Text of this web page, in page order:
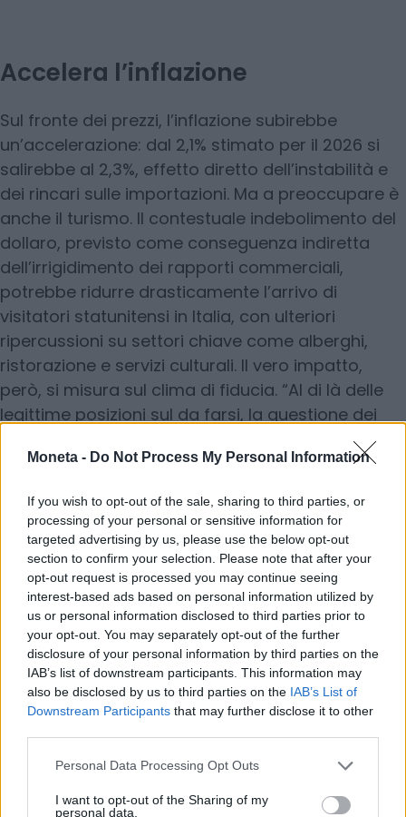
Moneta - Do Not Process My Personal Information
If you wish to opt-out of the sale, sharing to third parties, or
processing of your personal or sensitive information for
targeted advertising by us, please use the below opt-out
section to confirm your selection. Please note that after your
opt-out request is processed you may continue seeing
interest-based ads based on personal information utilized by
us or personal information disclosed to third parties prior to
your opt-out. You may separately opt-out of the further
disclosure of your personal information by third parties on the
IAB’s list of downstream participants. This information may
also be disclosed by us to third parties on the IAB’s List of
Downstream Participants that may further disclose it to other
Personal Data Processing Opt Outs
I want to opt-out of the Sharing of my
personal data.
Accelera l’inflazione
Sul fronte dei prezzi, l’inflazione subirebbe
un’accelerazione: dal 2,1% stimato per il 2026 si
salirebbe al 2,3%, effetto diretto dell’instabilità e
dei rincari sulle importazioni. Ma a preoccupare è
anche il turismo. Il contestuale indebolimento del
dollaro, previsto come conseguenza indiretta
dell’irrigidimento dei rapporti commerciali,
potrebbe ridurre drasticamente l’arrivo di
visitatori statunitensi in Italia, con ulteriori
ripercussioni su settori chiave come alberghi,
ristorazione e servizi culturali. Il vero impatto,
però, si misura sul clima di fiducia. “Al di là delle
legittime posizioni sul da farsi, la questione dei
dazi USA porta con sé un netto deterioramento
del clima di fiducia. In questa crescente
pesa anche la sensazione di una crescente
distanza tra Europa e Stati Uniti: da amici a
diffidenti, quasi avversari. Si tratta di uno scenario
che non può che destare forti preoccupazioni, e
che ci auguriamo possa essere definitivamente
scongiurato, senza un inasprimento della guerra
commerciale”, scrive Confesercenti.
© RIPRODUZIONE RISERVATA